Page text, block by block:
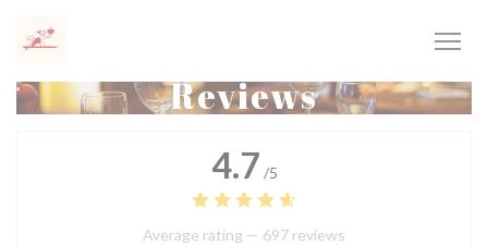
Reviews
4.7 /5
Average rating — 697 reviews